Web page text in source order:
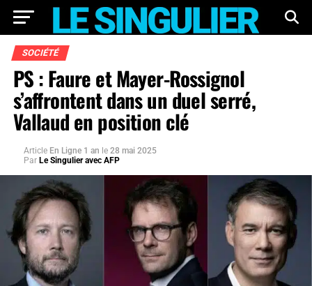
SOCIÉTÉ
PS : Faure et Mayer-Rossignol
s’affrontent dans un duel serré,
Vallaud en position clé
Article En Ligne 1 an le 28 mai 2025
Par Le Singulier avec AFP